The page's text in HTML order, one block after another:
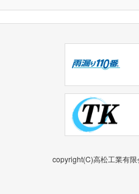
copyright(C)高松工業有